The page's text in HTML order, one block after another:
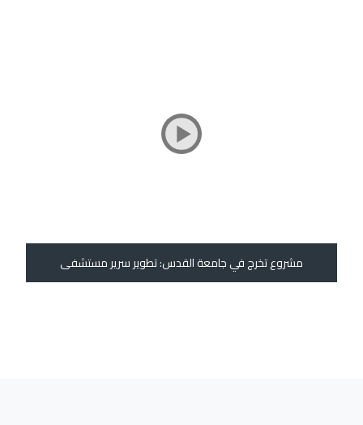
مشروع تخرج في جامعة القدس: تطوير سرير مستشفى